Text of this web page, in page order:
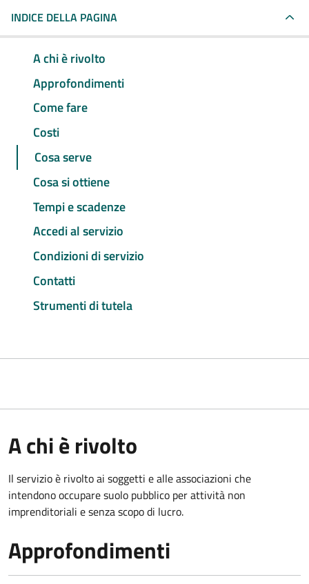
INDICE DELLA PAGINA
A chi è rivolto
Approfondimenti
Come fare
Costi
Cosa serve
Cosa si ottiene
Tempi e scadenze
Accedi al servizio
Condizioni di servizio
Contatti
Strumenti di tutela
A chi è rivolto
Il servizio è rivolto ai soggetti e alle associazioni che
intendono occupare suolo pubblico per attività non
imprenditoriali e senza scopo di lucro.
Approfondimenti